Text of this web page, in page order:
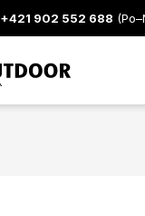
+421 902 552 688